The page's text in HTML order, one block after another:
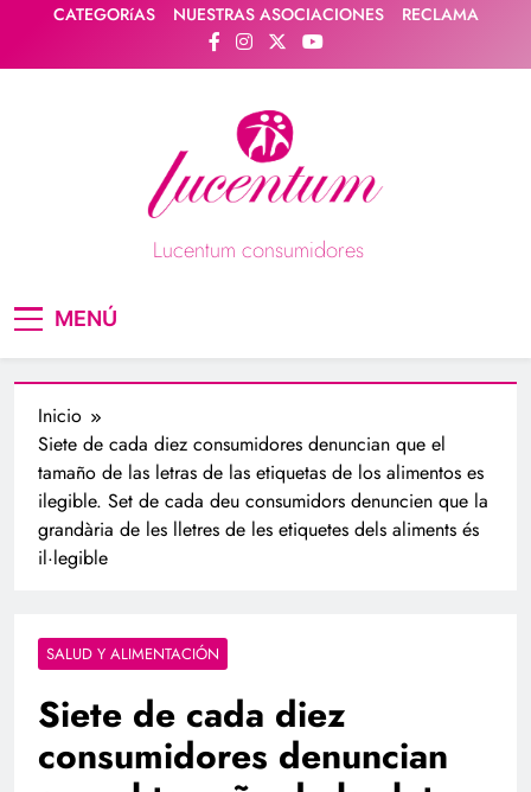
contenido
CATEGORíAS NUESTRAS ASOCIACIONES RECLAMA
Lucentum consumidores
MENÚ
Inicio
Siete de cada diez consumidores denuncian que el
tamaño de las letras de las etiquetas de los alimentos es
ilegible. Set de cada deu consumidors denuncien que la
grandària de les lletres de les etiquetes dels aliments és
il·legible
SALUD Y ALIMENTACIÓN
Siete de cada diez
consumidores denuncian